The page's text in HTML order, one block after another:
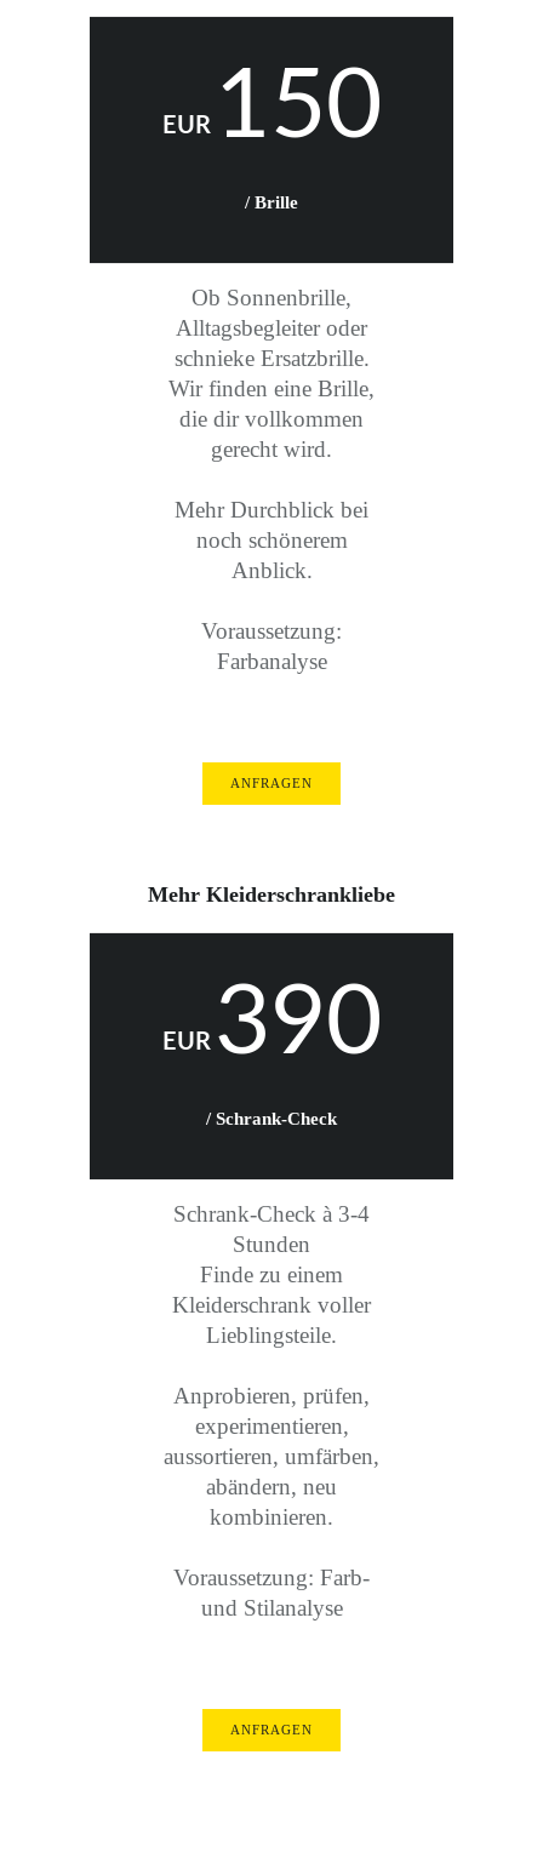
EUR 150
/ Brille
Ob Sonnenbrille,
Alltagsbegleiter oder
schnieke Ersatzbrille.
Wir finden eine Brille,
die dir vollkommen
gerecht wird.
Mehr Durchblick bei
noch schönerem
Anblick.
Voraussetzung:
Farbanalyse
ANFRAGEN
Mehr Kleiderschrankliebe
EUR 390
/ Schrank-Check
Schrank-Check à 3-4
Stunden
Finde zu einem
Kleiderschrank voller
Lieblingsteile.
Anprobieren, prüfen,
experimentieren,
aussortieren, umfärben,
abändern, neu
kombinieren.
Voraussetzung: Farb-
und Stilanalyse
ANFRAGEN